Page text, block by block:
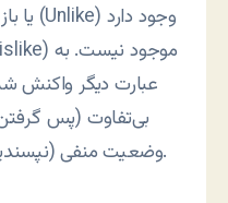
عبارت دیگر واکنش
بی‌تفاوت (پس
وضعیت منفی (نپسندیدن) در نظر گرفته نشده است.